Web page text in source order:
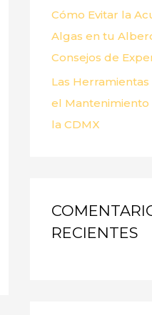
Cómo Evitar la
Algas en tu
Consejos de
Las
el
la CDMX
RECIENTES